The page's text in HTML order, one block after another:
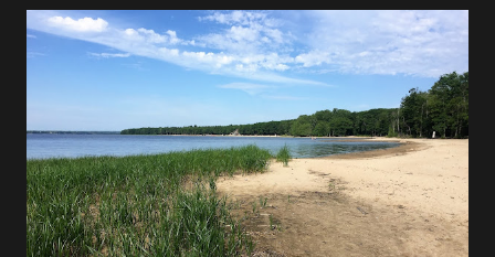
fromage est entouré d'une sangle de bois pendant son
affinage. Premier plan : La Bête-À-Séguin, milieu : le
Macphersion de l'Isle, dernier plan : L’Angélique-À-Marc
L'autre nouveauté est le Macpherson de l’Isle (en hommage
à Sir James MacPherson LeMoine, un seigneur de l’Isle-
aux-Grues), un fromage doux à pâte demi-ferme à croûte
lavée avec une raie de cendre végétale en son centre. Deux
belles nouveautés à intégrer à...